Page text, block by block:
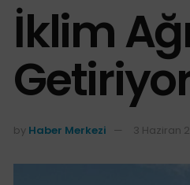
İklim
by Haber Merkezi 3 Haziran